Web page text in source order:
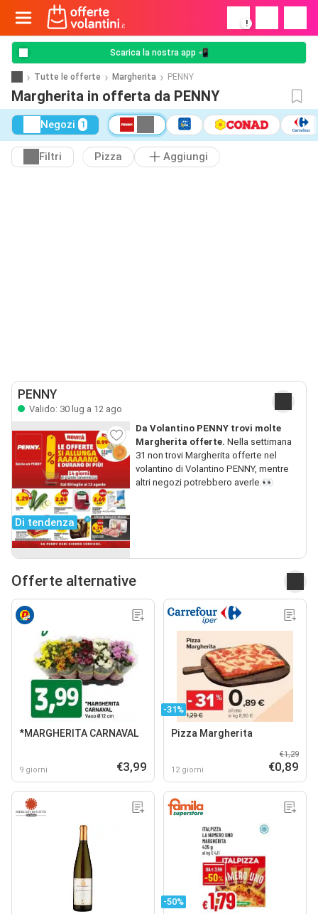
!
Scarica la nostra app 📲
Tutte le offerte Margherita PENNY
Margherita in offerta da PENNY
Negozi 1
Filtri Pizza Aggiungi
PENNY
Valido: 30 lug a 12 ago
Di tendenza
Da Volantino PENNY trovi molte
Margherita offerte. Nella settimana
31 non trovi Margherita offerte nel
volantino di Volantino PENNY, mentre
altri negozi potrebbero averle.👀
Offerte alternative
*MARGHERITA CARNAVAL
9 giorni €3,99
-31%
Pizza Margherita
12 giorni
€1,29
€0,89
-50%